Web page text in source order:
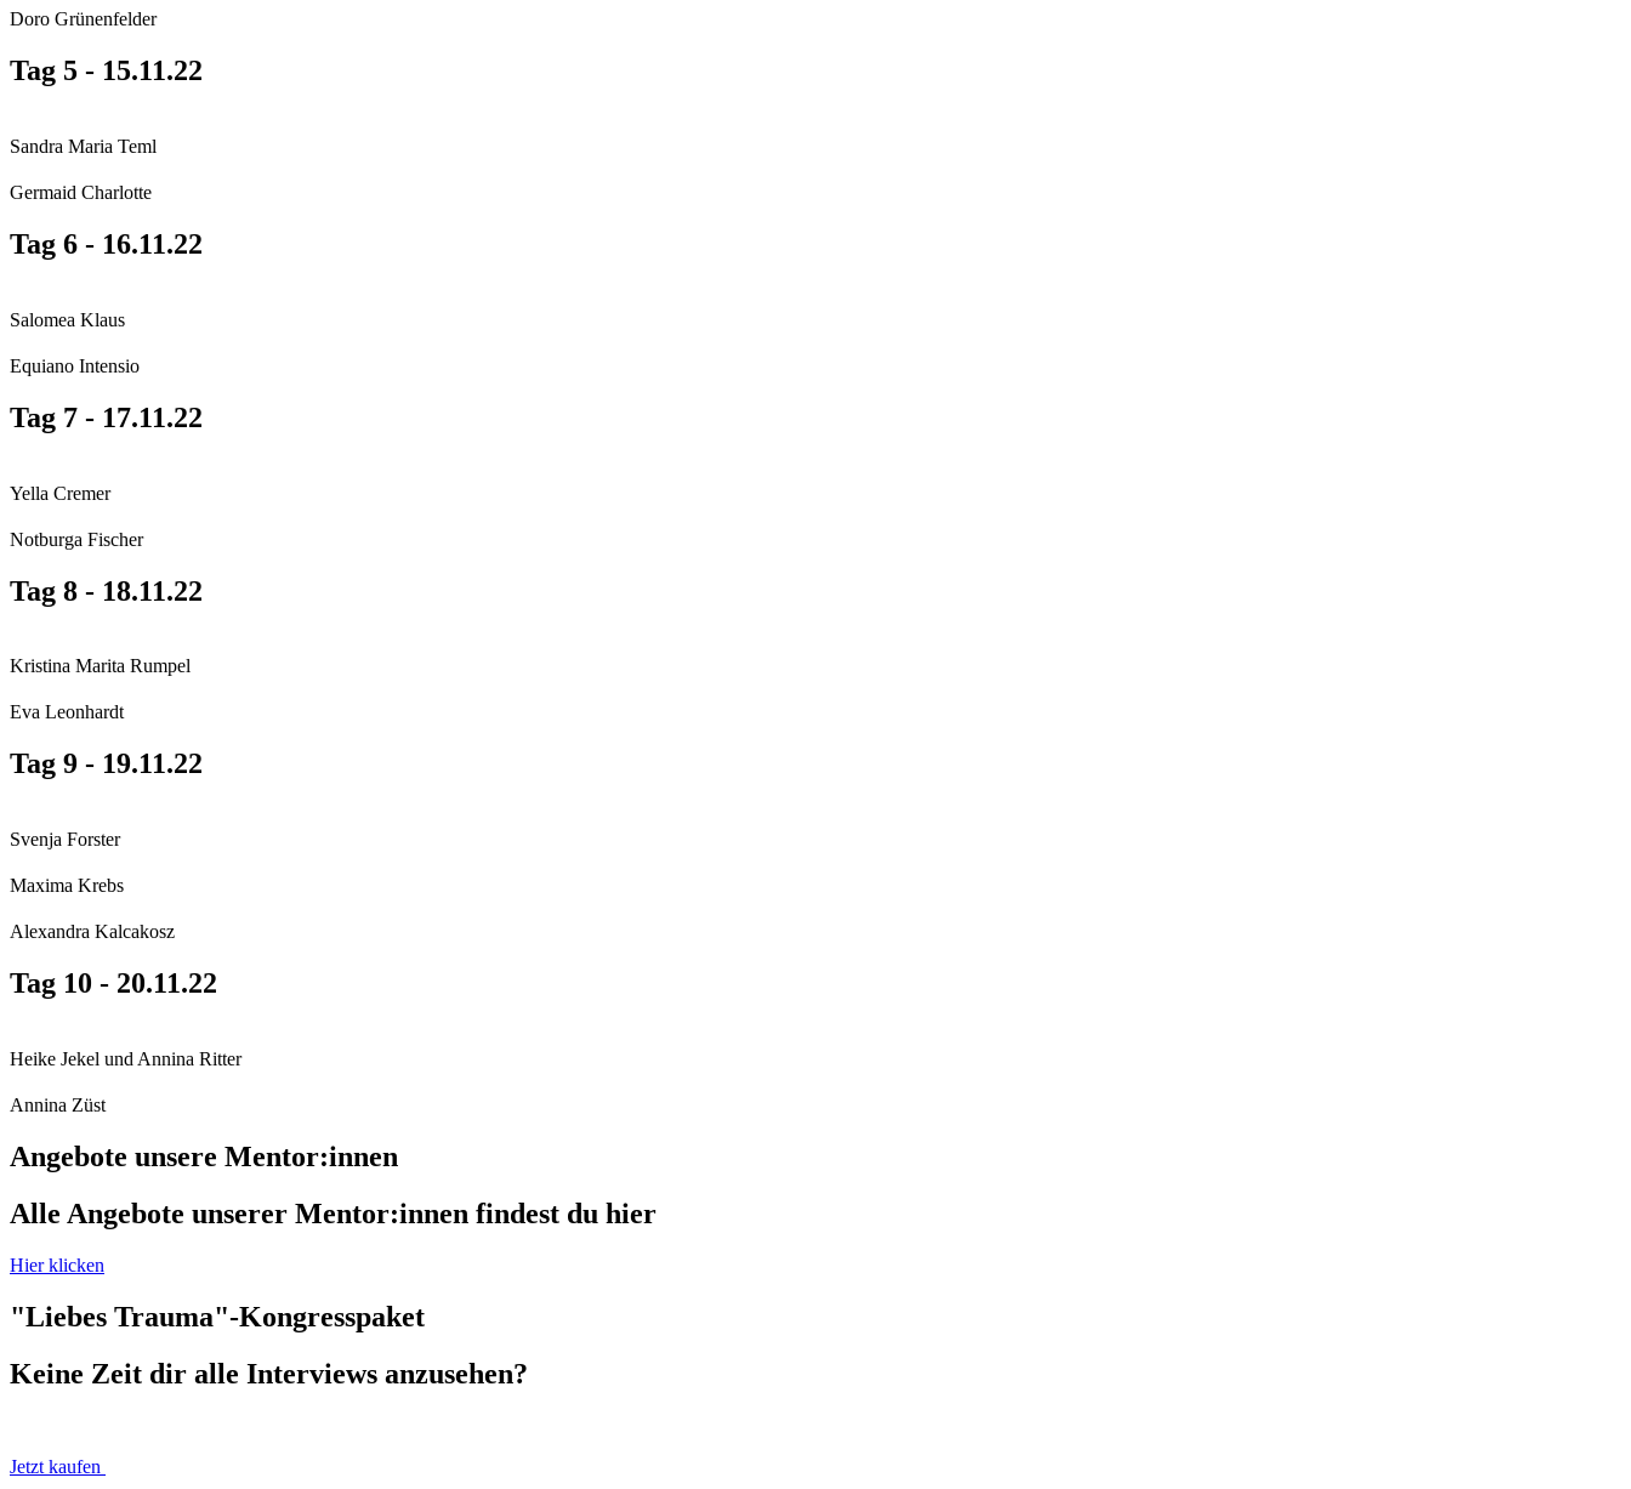
Doro Grünenfelder
Tag 5 - 15.11.22
Sandra Maria Teml
Germaid Charlotte
Tag 6 - 16.11.22
Salomea Klaus
Equiano Intensio
Tag 7 - 17.11.22
Yella Cremer
Notburga Fischer
Tag 8 - 18.11.22
Kristina Marita Rumpel
Eva Leonhardt
Tag 9 - 19.11.22
Svenja Forster
Maxima Krebs
Alexandra Kalcakosz
Tag 10 - 20.11.22
Heike Jekel und Annina Ritter
Annina Züst
Angebote unsere Mentor:innen
Alle Angebote unserer Mentor:innen findest du hier
Hier klicken
"Liebes Trauma"-Kongresspaket
Keine Zeit dir alle Interviews anzusehen?
Jetzt kaufen